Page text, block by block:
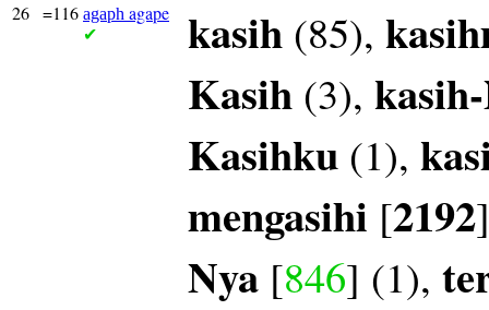
26 =116 agaph agape
✔ kasih (85),
Kasih (3),
Kasihku (1),
mengasihi [2192
Nya [846] (1),